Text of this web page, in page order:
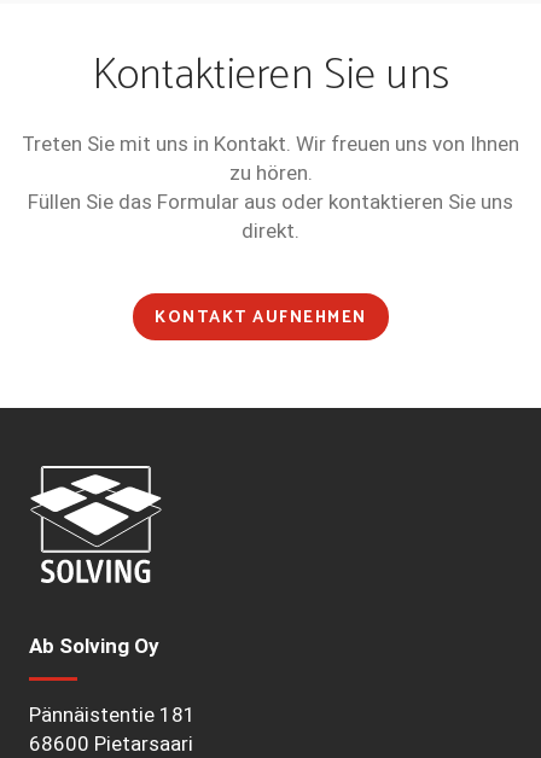
Kontaktieren Sie uns
Treten Sie mit uns in Kontakt. Wir freuen uns von Ihnen
zu hören.
Füllen Sie das Formular aus oder kontaktieren Sie uns
direkt.
KONTAKT AUFNEHMEN
Ab Solving Oy
Pännäistentie 181
68600 Pietarsaari